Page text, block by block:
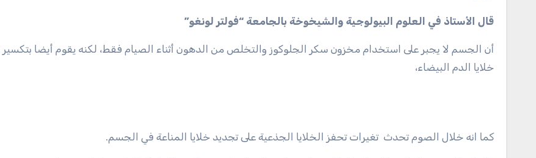
قال الأستاذ في العلوم البيولوجية والشيخوخة بالجامعة “فولتر لونغو”
أن الجسم لا يجبر على استخدام مخزون سكر الجلوكوز والتخلص من الدهون أثناء الصيام فقط، لكنه يقوم أيضا
خلايا الدم البيضاء،
كما انه خلال الصوم تحدث تغيرات تحفز الخلايا الجذعية على تجديد خلايا المناعة في الجسم.